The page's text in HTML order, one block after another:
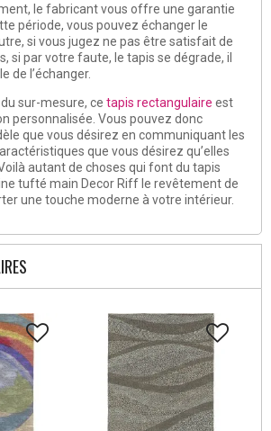
le fabricant vous offre une garantie
période, vous pouvez échanger le
si vous jugez ne pas être satisfait de
si par votre faute, le tapis se dégrade, il
de l’échanger.
sur-mesure, ce tapis rectangulaire est
personnalisée. Vous pouvez donc
que vous désirez en communiquant les
que vous désirez qu’elles
autant de choses qui font du tapis
tufté main Decor Riff le revêtement de
une touche moderne à votre intérieur.